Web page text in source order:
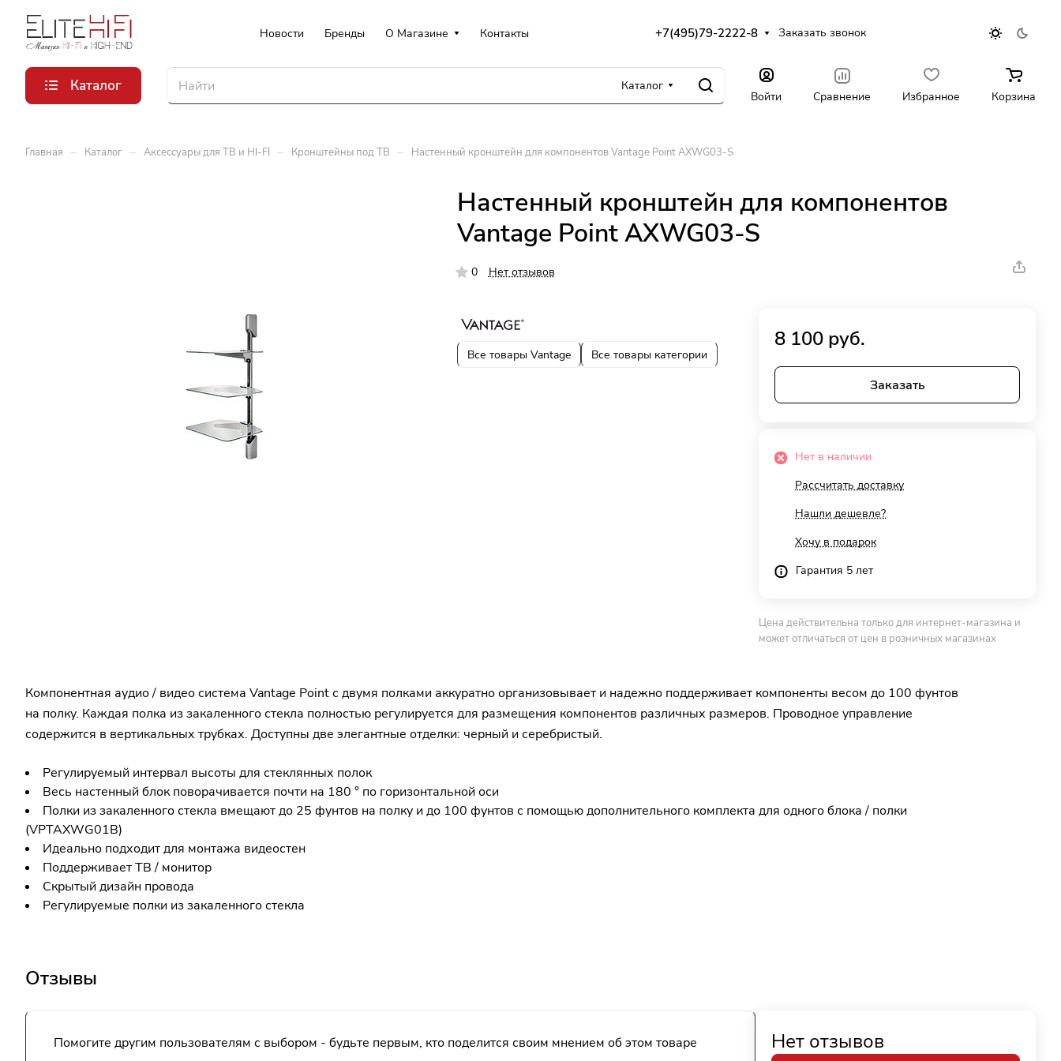
Новости Бренды О Магазине Контакты +7(495)79-2222-8 Заказать звонок
Каталог Каталог
Войти Сравнение Избранное Корзина
Главная – Каталог – Аксессуары для ТВ и HI-FI – Кронштейны под ТВ – Настенный кронштейн для компонентов Vantage Point AXWG03-S
Настенный кронштейн для компонентов
Vantage Point AXWG03-S
0 Нет отзывов
Все товары Vantage Все товары категории
8 100 руб.
Заказать
Нет в наличии
Рассчитать доставку
Нашли дешевле?
Хочу в подарок
Гарантия 5 лет
Цена действительна только для интернет-магазина и
может отличаться от цен в розничных магазинах
Компонентная аудио / видео система Vantage Point с двумя полками аккуратно организовывает и надежно поддерживает компоненты весом до 100 фунтов
на полку. Каждая полка из закаленного стекла полностью регулируется для размещения компонентов различных размеров. Проводное управление
содержится в вертикальных трубках. Доступны две элегантные отделки: черный и серебристый.
Регулируемый интервал высоты для стеклянных полок
Весь настенный блок поворачивается почти на 180 ° по горизонтальной оси
Полки из закаленного стекла вмещают до 25 фунтов на полку и до 100 фунтов с помощью дополнительного комплекта для одного блока / полки
(VPTAXWG01B)
Идеально подходит для монтажа видеостен
Поддерживает ТВ / монитор
Скрытый дизайн провода
Регулируемые полки из закаленного стекла
Отзывы
Помогите другим пользователям с выбором - будьте первым, кто поделится своим мнением об этом товаре Нет отзывов